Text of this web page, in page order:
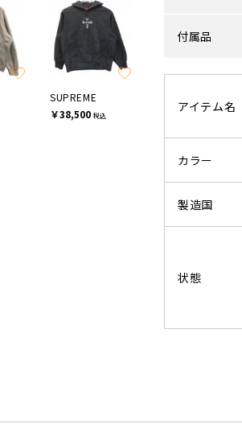
SUPREME
￥38,500 税込
付属品
アイテム名
カラー
製造国
状態